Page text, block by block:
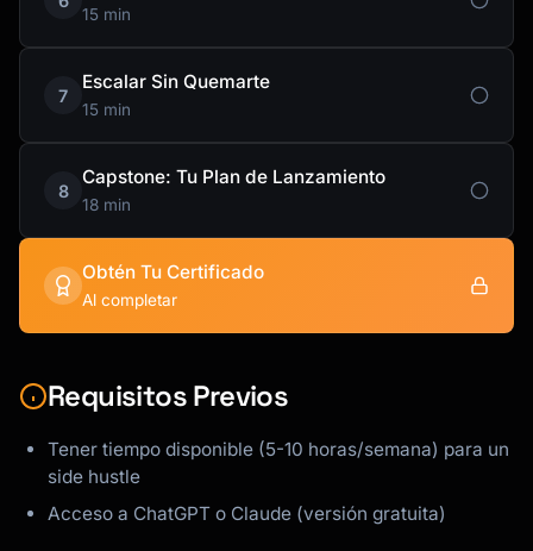
15 min
7
Escalar Sin Quemarte
15 min
8
Capstone: Tu Plan de Lanzamiento
18 min
Obtén Tu Certificado
Al completar
Requisitos Previos
Tener tiempo disponible (5-10 horas/semana) para un
side hustle
Acceso a ChatGPT o Claude (versión gratuita)